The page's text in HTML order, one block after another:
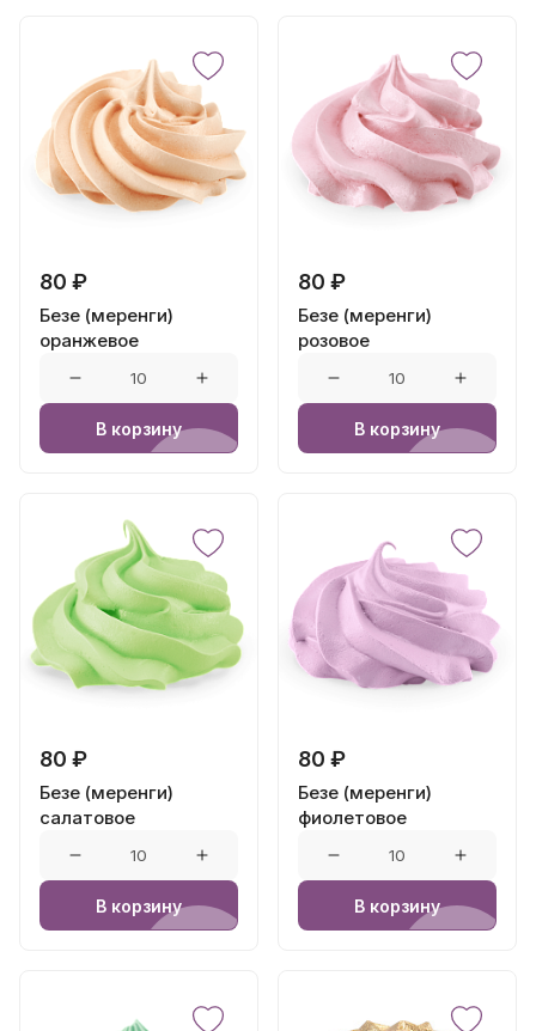
80 ₽
Безе (меренги)
оранжевое
В корзину
80 ₽
Безе (меренги)
розовое
В корзину
80 ₽
Безе (меренги)
салатовое
В корзину
80 ₽
Безе (меренги)
фиолетовое
В корзину